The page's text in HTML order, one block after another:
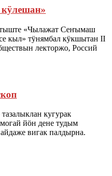
«Чылажат Сеҥымаш
кыл» тӱнямбал кӱкшытан II
лекторжо, Россий
кугурак
йӧн дене тудым
вигак палдырна.